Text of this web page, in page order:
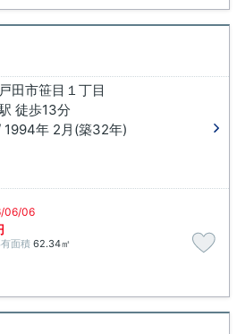
田市笹目１丁目
徒歩13分
1994年 2月(築32年)
06/06
面積 62.34㎡